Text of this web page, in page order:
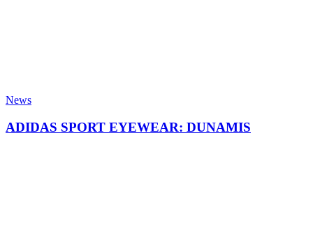
News
ADIDAS SPORT EYEWEAR: DUNAMIS